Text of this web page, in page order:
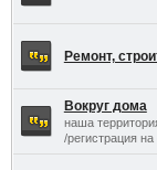
Ремонт,
Вокруг дома
наша
/регистрация